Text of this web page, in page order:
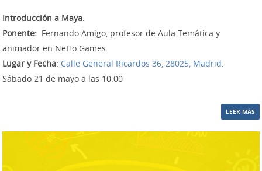
Introducción a Maya.
Ponente: Fernando Amigo, profesor de Aula Temática y
animador en NeHo Games.
Lugar y Fecha: Calle General Ricardos 36, 28025, Madrid.
Sábado 21 de mayo a las 10:00
LEER MÁS